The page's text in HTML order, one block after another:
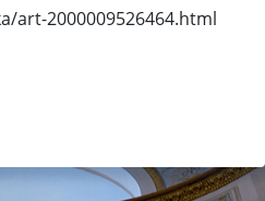
art-2000009526464.html